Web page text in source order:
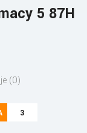
5 87H
(0)
3